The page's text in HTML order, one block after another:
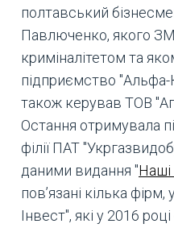
полтавський
Павлюченко, якого
криміналітетом та
підприємство
також керував ТОВ
Остання отримувала
філії ПАТ
даними видання "Наші
пов’язані кілька
Інвест", які у 2016